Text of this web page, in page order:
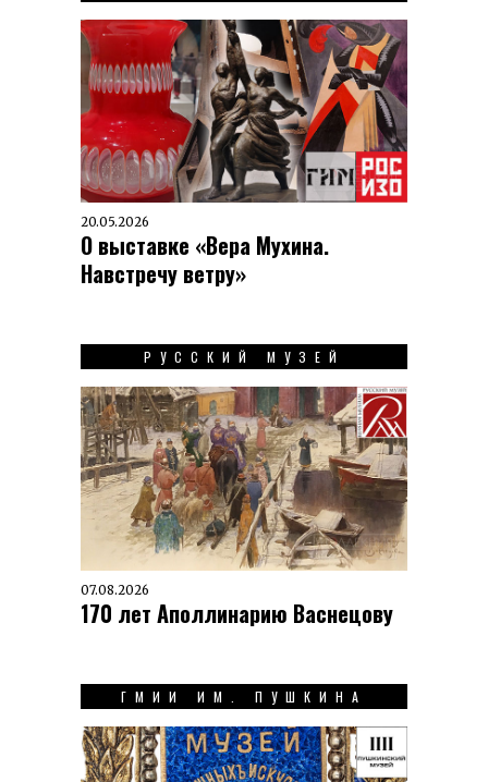
20.05.2026
О выставке «Вера Мухина.
Навстречу ветру»
РУССКИЙ МУЗЕЙ
07.08.2026
170 лет Аполлинарию Васнецову
ГМИИ ИМ. ПУШКИНА